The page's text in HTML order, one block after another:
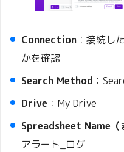
Connection ：接続し
かを確認
Search Method ：
Drive ：My Drive
Spreadsheet Name（
アラート_ログ